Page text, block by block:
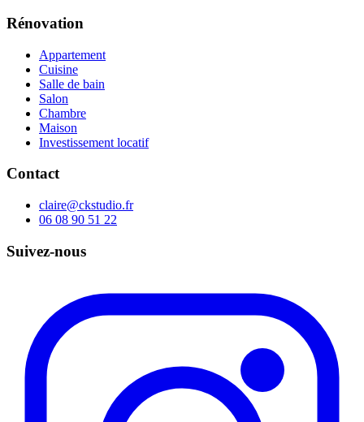
Rénovation
Appartement
Cuisine
Salle de bain
Salon
Chambre
Maison
Investissement locatif
Contact
claire@ckstudio.fr
06 08 90 51 22
Suivez-nous